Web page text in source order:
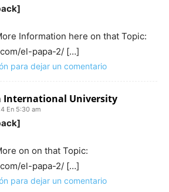
Information here on that Topic:
el-papa-2/ […]
para dejar un comentario
International University
En 5:30 am
on on that Topic:
el-papa-2/ […]
para dejar un comentario